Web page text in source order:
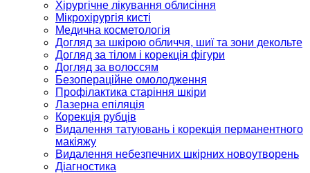
Хірургічне лікування облисіння
Мікрохірургія кисті
Медична косметологія
Догляд за шкірою обличчя, шиї та зони декольте
Догляд за тілом і корекція фігури
Догляд за волоссям
Безопераційне омолодження
Профілактика старіння шкіри
Лазерна епіляція
Корекція рубців
Видалення татуювань і корекція перманентного
макіяжу
Видалення небезпечних шкірних новоутворень
Діагностика